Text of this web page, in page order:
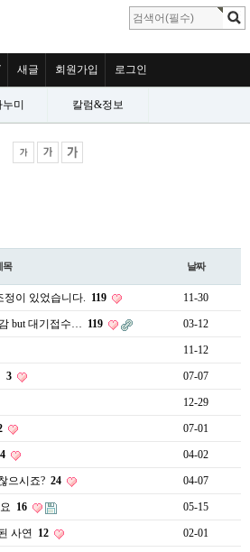
새글 회원가입 로그인
미 칼럼&정보
목 날짜
정이 있었습니다. 119 11-30
but 대기접수… 119 03-12
11-12
3 07-07
12-29
07-01
4 04-02
으시죠? 24 04-07
16 05-15
사연 12 02-01